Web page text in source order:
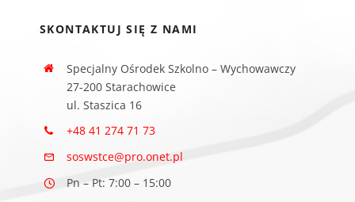
SKONTAKTUJ SIĘ Z NAMI
Specjalny Ośrodek Szkolno – Wychowawczy
27-200 Starachowice
ul. Staszica 16
+48 41 274 71 73
soswstce@pro.onet.pl
Pn – Pt: 7:00 – 15:00